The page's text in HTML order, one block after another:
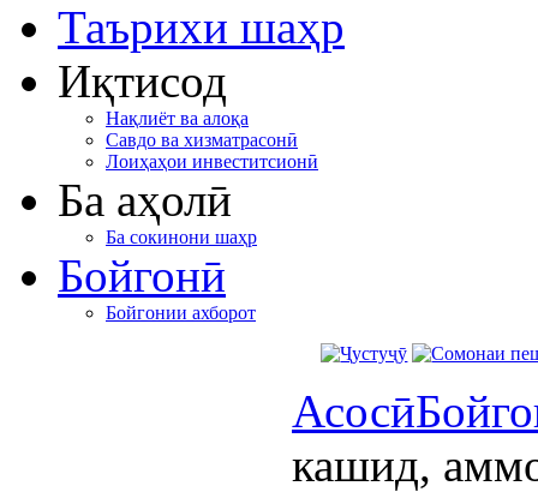
Таърихи шаҳр
Иқтисод
Нақлиёт ва алоқа
Савдо ва хизматрасонӣ
Лоиҳаҳои инвеститсионӣ
Ба аҳолӣ
Ба сокинони шаҳр
Бойгонӣ
Бойгонии ахборот
Асосӣ
кашид,